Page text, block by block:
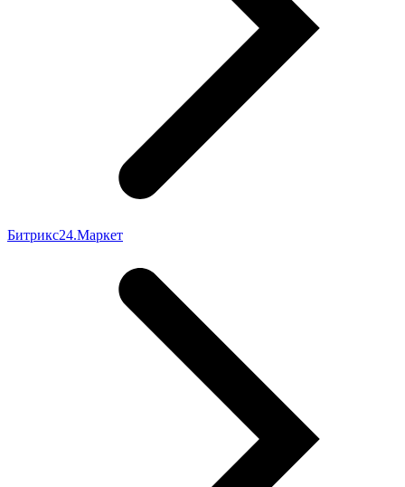
Битрикс24.Маркет